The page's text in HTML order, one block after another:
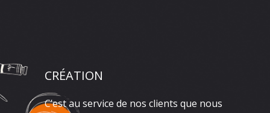
CRÉATION
C’est au service de nos clients que nous